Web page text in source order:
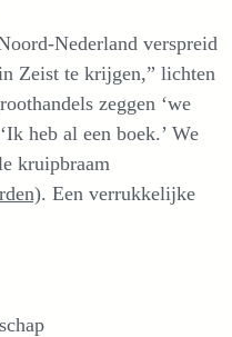
Nederland verspreid
Zeist te krijgen,” lichten
zeggen ‘we
heb al een boek.’ We
kruipbraam
. Een verrukkelijke